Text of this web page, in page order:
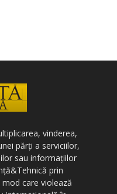
vinderea,
părți a serviciilor,
sau informațiilor
prin
care violează